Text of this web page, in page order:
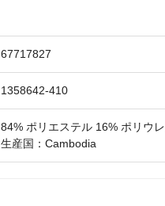
67717827
1358642-410
84% ポリエステル 16% ポリウ
生産国：Cambodia